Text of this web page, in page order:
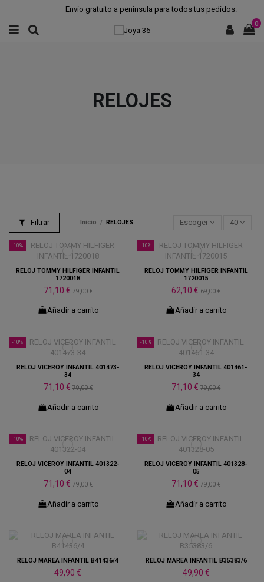
Envío gratuito a península para todos tus pedidos.
0
RELOJES
Filtrar Inicio RELOJES Escoger 40
-10%
RELOJ TOMMY HILFIGER INFANTIL
1720018
71,10 € 79,00 €
Añadir a carrito
-10%
RELOJ TOMMY HILFIGER INFANTIL
1720015
62,10 €69,00 €
Añadir a carrito
-10%
RELOJ VICEROY INFANTIL 401473-
34
71,10 € 79,00 €
Añadir a carrito
-10%
RELOJ VICEROY INFANTIL 401461-
34
71,10 €79,00 €
Añadir a carrito
-10%
RELOJ VICEROY INFANTIL 401322-
04
71,10 € 79,00 €
Añadir a carrito
-10%
RELOJ VICEROY INFANTIL 401328-
05
71,10 €79,00 €
Añadir a carrito
RELOJ MAREA INFANTIL B41436/4
49,90 €
RELOJ MAREA INFANTIL B35383/6
49,90 €